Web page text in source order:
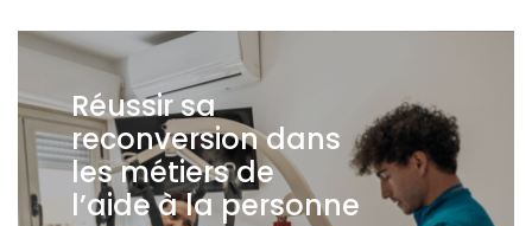
Réussir sa
reconversion dans
les métiers de
l’aide à la personne